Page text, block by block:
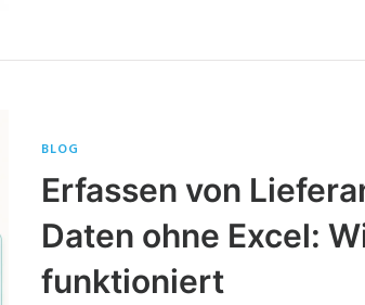
BLOG
Erfassen von
Daten ohne Excel:
funktioniert